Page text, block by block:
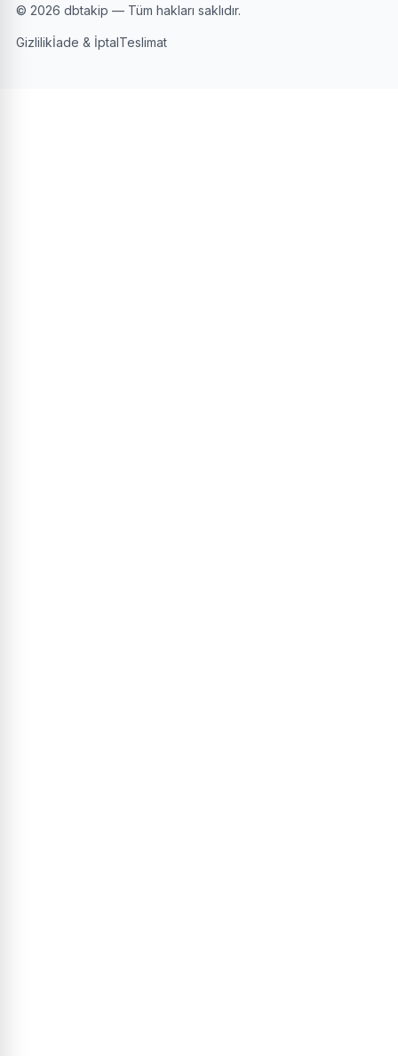
© 2026 dbtakip — Tüm hakları saklıdır.
Gizlilikİade & İptalTeslimat